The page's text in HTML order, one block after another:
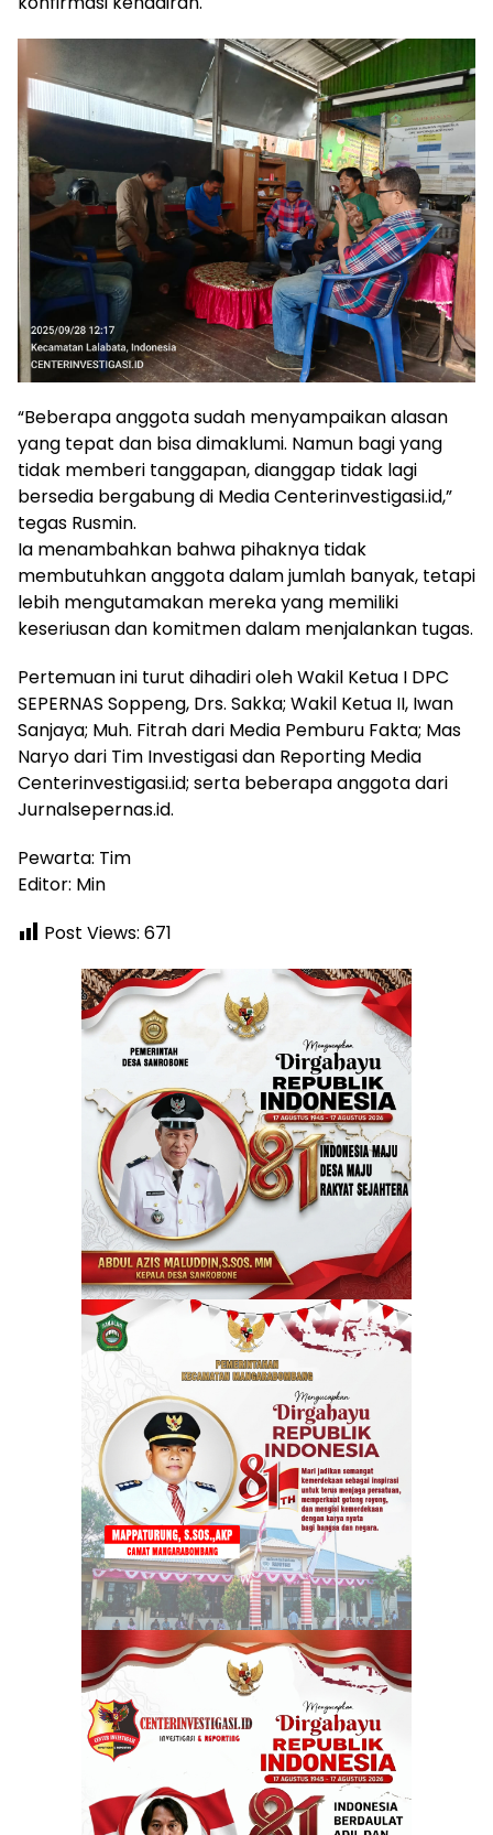
“Beberapa anggota sudah menyampaikan alasan
yang tepat dan bisa dimaklumi. Namun bagi yang
tidak memberi tanggapan, dianggap tidak lagi
bersedia bergabung di Media Centerinvestigasi.id,”
tegas Rusmin.
Ia menambahkan bahwa pihaknya tidak
membutuhkan anggota dalam jumlah banyak, tetapi
lebih mengutamakan mereka yang memiliki
keseriusan dan komitmen dalam menjalankan tugas.
Pertemuan ini turut dihadiri oleh Wakil Ketua I DPC
SEPERNAS Soppeng, Drs. Sakka; Wakil Ketua II, Iwan
Sanjaya; Muh. Fitrah dari Media Pemburu Fakta; Mas
Naryo dari Tim Investigasi dan Reporting Media
Centerinvestigasi.id; serta beberapa anggota dari
Jurnalsepernas.id.
Pewarta: Tim
Editor: Min
Post Views: 671